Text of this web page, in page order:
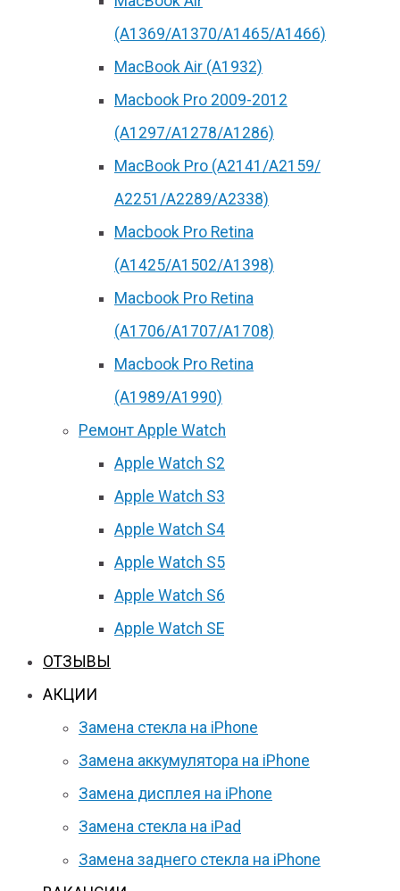
(A1369/A1370/A1465/A1466)
MacBook Air (A1932)
Macbook Pro 2009-2012
(A1297/A1278/A1286)
MacBook Pro (А2141/А2159/
А2251/A2289/A2338)
Macbook Pro Retina
(А1425/A1502/A1398)
Macbook Pro Retina
(А1706/A1707/A1708)
Macbook Pro Retina
(А1989/A1990)
Ремонт Apple Watch
Apple Watch S2
Apple Watch S3
Apple Watch S4
Apple Watch S5
Apple Watch S6
Apple Watch SE
ОТЗЫВЫ
АКЦИИ
Замена стекла на iPhone
Замена аккумулятора на iPhone
Замена дисплея на iPhone
Замена стекла на iPad
Замена заднего стекла на iPhone